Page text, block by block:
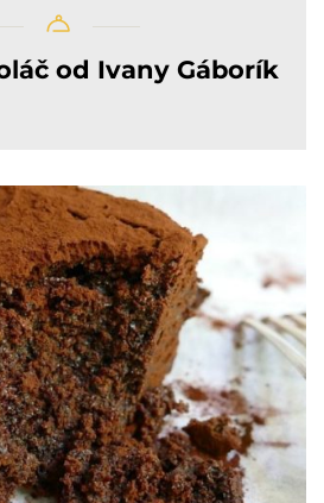
od Ivany Gáborík